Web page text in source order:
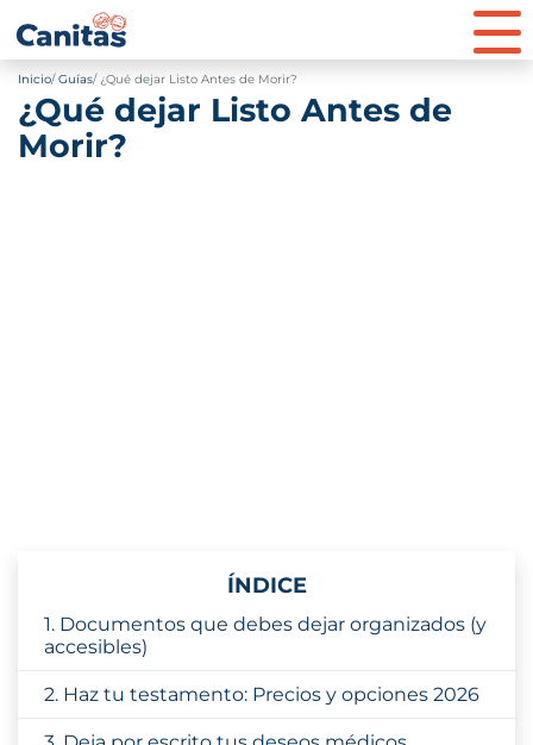
Inicio Guías ¿Qué dejar Listo Antes de Morir?
¿Qué dejar Listo Antes de
Morir?
ÍNDICE
1. Documentos que debes dejar organizados (y
accesibles)
2. Haz tu testamento: Precios y opciones 2026